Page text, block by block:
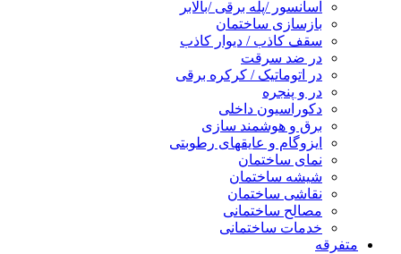
آسانسور /پله برقی /بالابر
بازسازی ساختمان
سقف کاذب / دیوار کاذب
در ضد سرقت
در اتوماتیک / کرکره برقی
در و پنجره
دکوراسیون داخلی
برق و هوشمند سازی
ایزوگام و عایقهای رطوبتی
نمای ساختمان
شیشه ساختمان
نقاشی ساختمان
مصالح ساختمانی
خدمات ساختمانی
متفرقه